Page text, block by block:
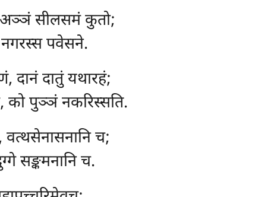
सीलसमं कुतो;
नगरस्स पवेसने.
दानं दातुं यथारहं;
को पुञ्ञं नकरिस्सति.
वत्थसेनासनानि च;
सङ्कमनानि च.